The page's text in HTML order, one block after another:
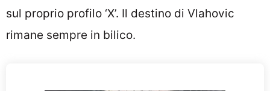
sul proprio profilo ‘X’. Il destino di Vlahovic
rimane sempre in bilico.